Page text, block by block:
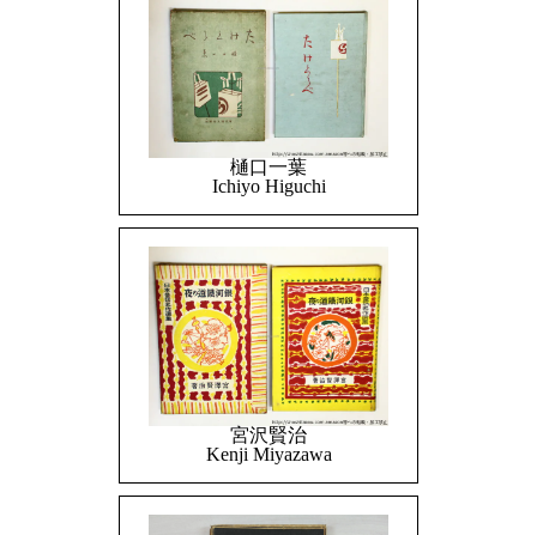
樋口一葉
Ichiyo Higuchi
宮沢賢治
Kenji Miyazawa